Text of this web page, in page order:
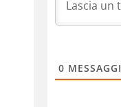
0 MESSAGGI